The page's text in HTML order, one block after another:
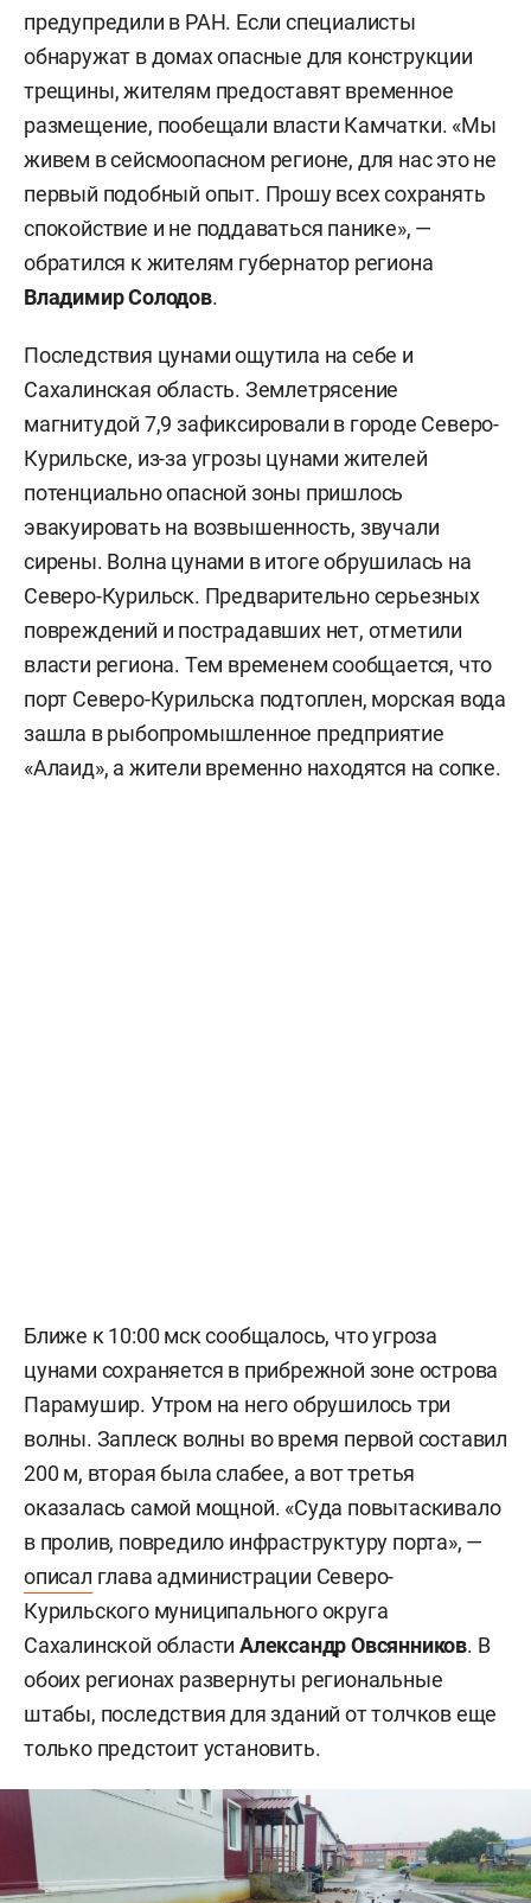
предупредили в РАН. Если специалисты
обнаружат в домах опасные для конструкции
трещины, жителям предоставят временное
размещение, пообещали власти Камчатки. «Мы
живем в сейсмоопасном регионе, для нас это не
первый подобный опыт. Прошу всех сохранять
спокойствие и не поддаваться панике», —
обратился к жителям губернатор региона
Владимир Солодов.
Последствия цунами ощутила на себе и
Сахалинская область. Землетрясение
магнитудой 7,9 зафиксировали в городе Северо-
Курильске, из-за угрозы цунами жителей
потенциально опасной зоны пришлось
эвакуировать на возвышенность, звучали
сирены. Волна цунами в итоге обрушилась на
Северо-Курильск. Предварительно серьезных
повреждений и пострадавших нет, отметили
власти региона. Тем временем сообщается, что
порт Северо-Курильска подтоплен, морская вода
зашла в рыбопромышленное предприятие
«Алаид», а жители временно находятся на сопке.
Ближе к 10:00 мск сообщалось, что угроза
цунами сохраняется в прибрежной зоне острова
Парамушир. Утром на него обрушилось три
волны. Заплеск волны во время первой составил
200 м, вторая была слабее, а вот третья
оказалась самой мощной. «Суда повытаскивало
в пролив, повредило инфраструктуру порта», —
описал глава администрации Северо-
Курильского муниципального округа
Сахалинской областиАлександр Овсянников. В
обоих регионах развернуты региональные
штабы, последствия для зданий от толчков еще
только предстоит установить.